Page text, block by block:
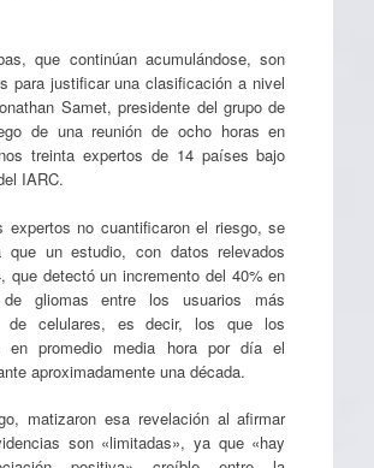
que continúan acumulándose, son
para justificar una clasificación a nivel
Samet, presidente del grupo de
de una reunión de ocho horas en
treinta expertos de 14 países bajo
IARC.
expertos no cuantificaron el riesgo, se
que un estudio, con datos relevados
que detectó un incremento del 40% en
gliomas entre los usuarios más
de celulares, es decir, los que los
en promedio media hora por día el
aproximadamente una década.
matizaron esa revelación al afirmar
son «limitadas», ya que «hay